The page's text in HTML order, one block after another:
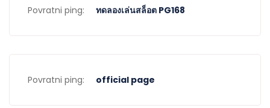
Povratni ping: ทดลองเล่นสล็อต PG168
Povratni ping: official page